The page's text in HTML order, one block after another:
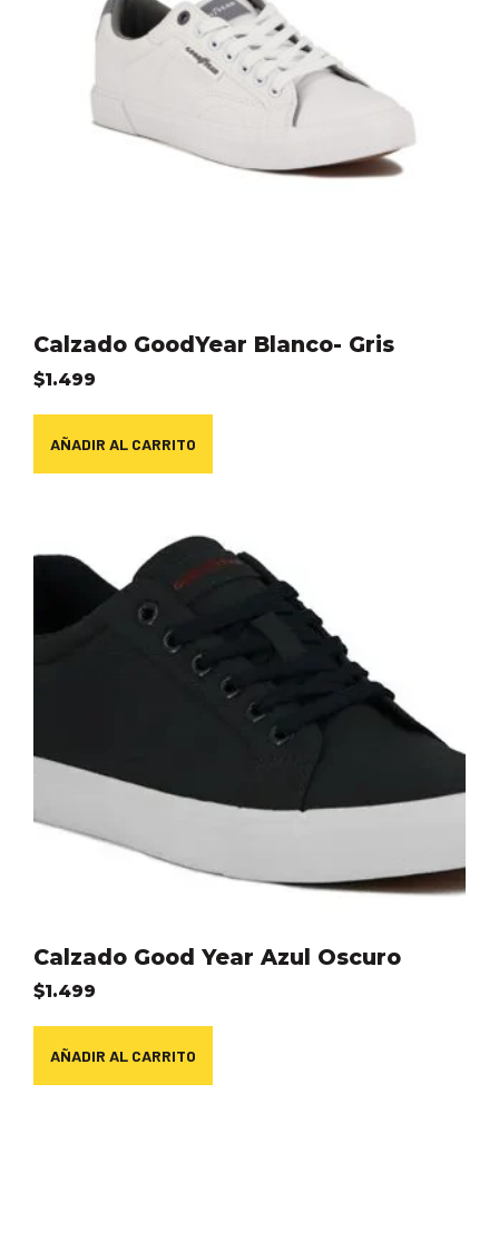
Calzado GoodYear Blanco- Gris
$1.499
AÑADIR AL CARRITO
Calzado Good Year Azul Oscuro
$1.499
AÑADIR AL CARRITO